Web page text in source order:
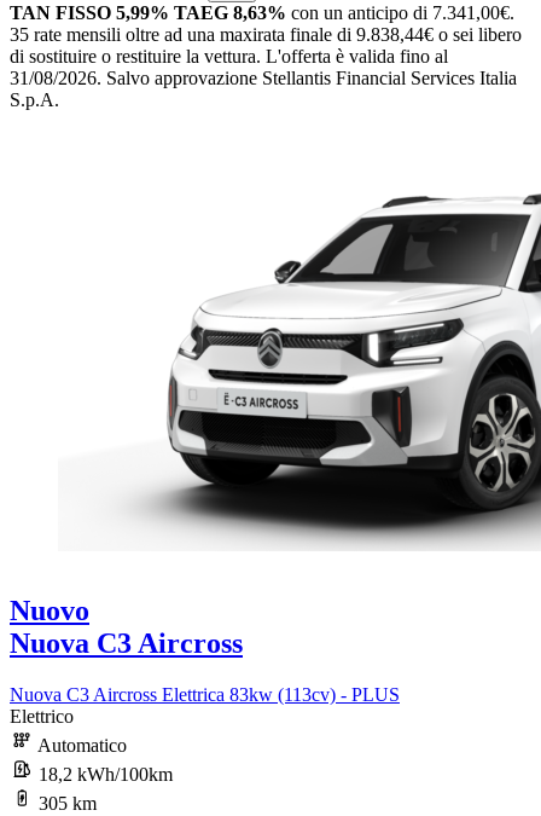
TAN FISSO 5,99% TAEG 8,63% con un anticipo di 7.341,00€.
35 rate mensili oltre ad una maxirata finale di 9.838,44€ o sei libero
di sostituire o restituire la vettura. L'offerta è valida fino al
31/08/2026. Salvo approvazione Stellantis Financial Services Italia
S.p.A.
Nuovo
Nuova C3 Aircross
Nuova C3 Aircross Elettrica 83kw (113cv) - PLUS
Elettrico
Automatico
18,2 kWh/100km
305 km